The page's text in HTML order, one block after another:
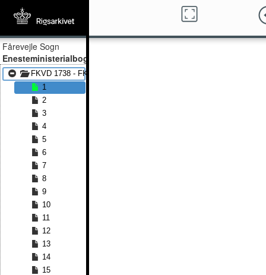
Fårevejle Sogn
Enesteministerialbog
FKVD 1738 - FKVD 1804
1
2
3
4
5
6
7
8
9
10
11
12
13
14
15